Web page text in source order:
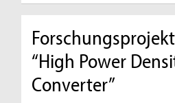
“High Power
Converter”